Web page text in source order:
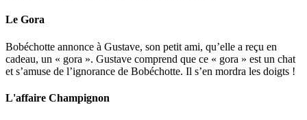
Le Gora
Bobéchotte annonce à Gustave, son petit ami, qu’elle a reçu en
cadeau, un « gora ». Gustave comprend que ce « gora » est un chat
et s’amuse de l’ignorance de Bobéchotte. Il s’en mordra les doigts !
L'affaire Champignon